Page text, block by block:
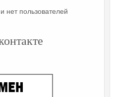
нет пользователей